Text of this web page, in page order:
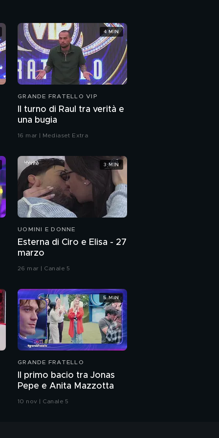
Loredana Lecciso ed
una crisi storica
Loredana Lecciso e la
recente crisi
Capodanno galeotto
Al Bano e Romina story
Il futuro di Loredana
pensioni
Matteo Renzi: le tasse
Matteo Renzi: il lavoro
GRANDE FRATELLO VIP
Il turno di Raul tra verità e
una bugia
16 mar | Mediaset Extra
4 MIN
UOMINI E DONNE
Esterna di Ciro e Elisa - 27
marzo
26 mar | Canale 5
3 MIN
GRANDE FRATELLO
Il primo bacio tra Jonas
Pepe e Anita Mazzotta
10 nov | Canale 5
5 MIN